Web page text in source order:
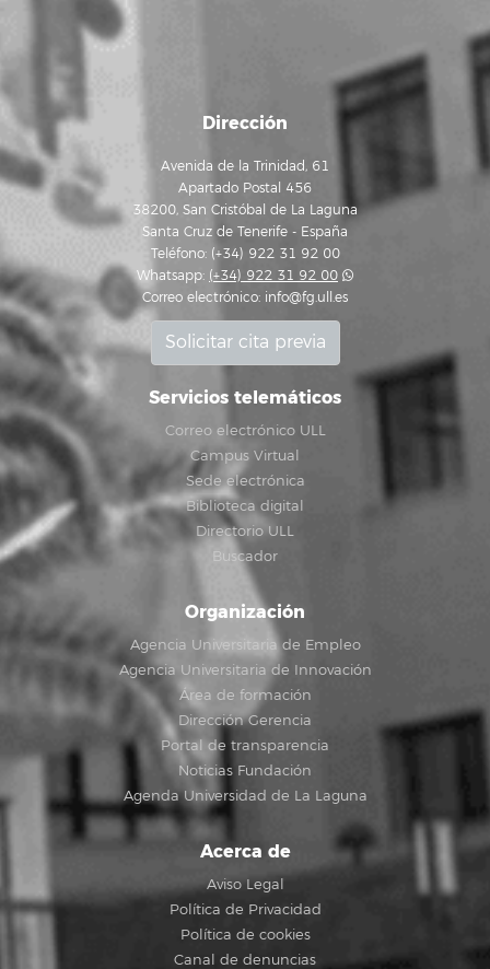
Dirección
Avenida de la Trinidad, 61
Apartado Postal 456
38200, San Cristóbal de La Laguna
Santa Cruz de Tenerife - España
Teléfono: (+34) 922 31 92 00
Whatsapp: (+34) 922 31 92 00
Correo electrónico: info@fg.ull.es
Solicitar cita previa
Servicios telemáticos
Correo electrónico ULL
Campus Virtual
Sede electrónica
Biblioteca digital
Directorio ULL
Buscador
Organización
Agencia Universitaria de Empleo
Agencia Universitaria de Innovación
Área de formación
Dirección Gerencia
Portal de transparencia
Noticias Fundación
Agenda Universidad de La Laguna
Acerca de
Aviso Legal
Política de Privacidad
Política de cookies
Canal de denuncias